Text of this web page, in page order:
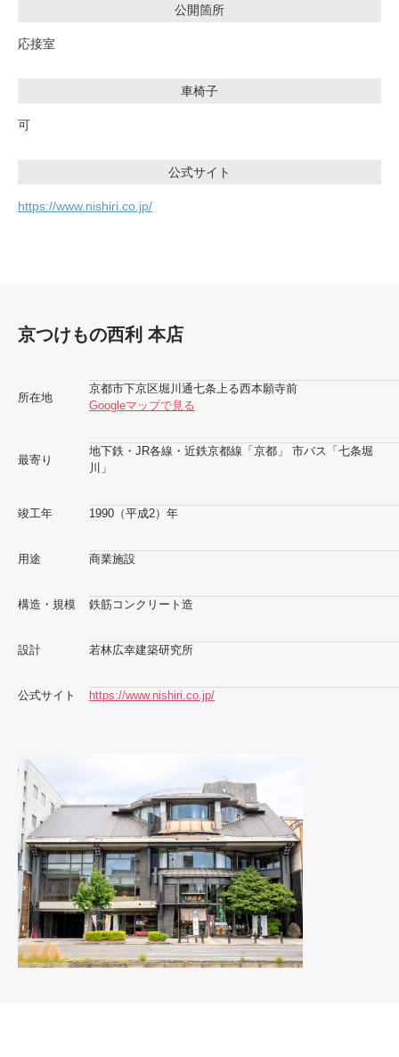
公開箇所
応接室
車椅子
可
公式サイト
https://www.nishiri.co.jp/
京つけもの西利 本店
所在地
京都市下京区堀川通七条上る西本願寺前
Googleマップで見る
最寄り
地下鉄・JR各線・近鉄京都線「京都」 市バス「七条堀
川」
竣工年 1990（平成2）年
用途 商業施設
構造・規模 鉄筋コンクリート造
設計 若林広幸建築研究所
公式サイト https://www.nishiri.co.jp/